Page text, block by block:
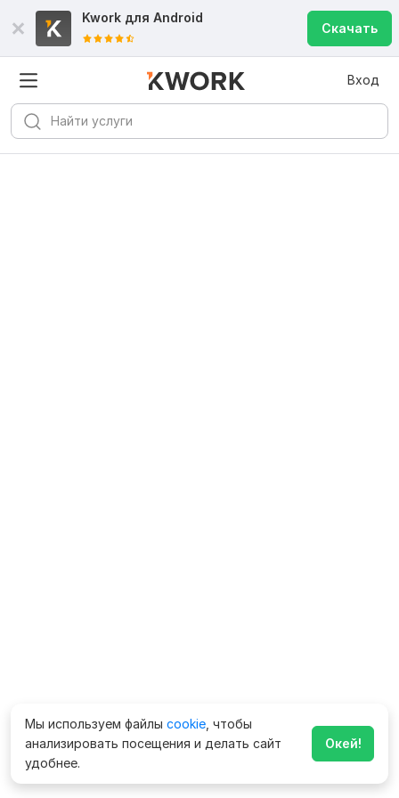
Kwork для Android
Скачать
Вход
Мы используем файлы cookie , чтобы
анализировать посещения и делать сайт
удобнее.
Окей!